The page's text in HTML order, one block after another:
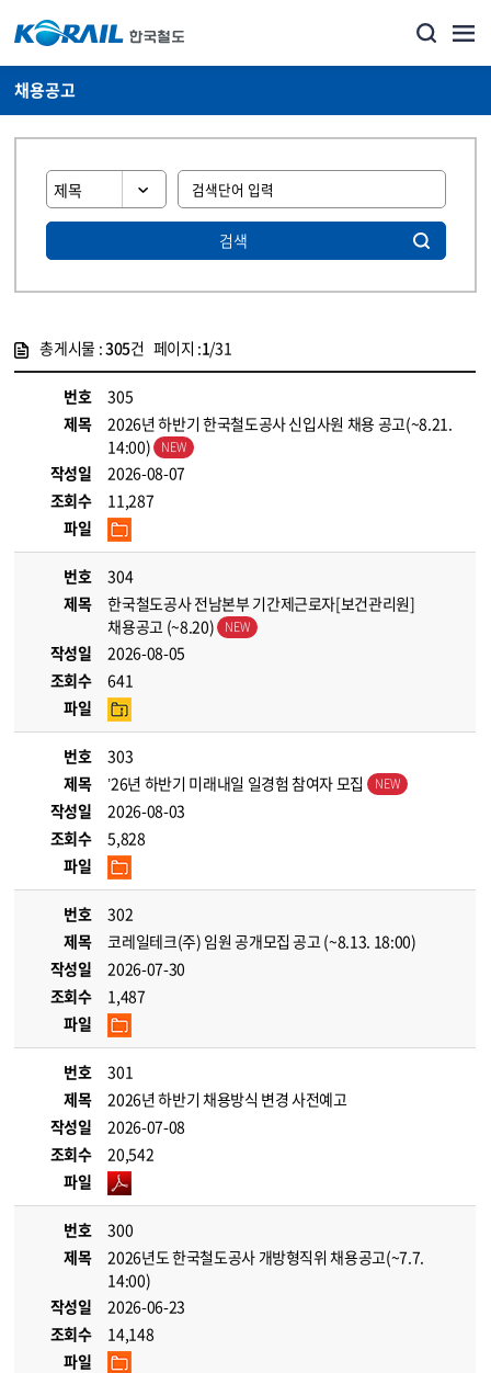
채용공고
검색
총게시물 :305건 페이지 :1/31
번호
305
제목
2026년 하반기 한국철도공사 신입사원 채용 공고(~8.21.
14:00)
작성일
2026-08-07
조회수
11,287
파일
번호
304
제목
한국철도공사 전남본부 기간제근로자[보건관리원]
채용공고 (~8.20)
작성일
2026-08-05
조회수
641
파일
번호
303
제목
’26년 하반기 미래내일 일경험 참여자 모집
작성일
2026-08-03
조회수
5,828
파일
번호
302
제목
코레일테크(주) 임원 공개모집 공고 (~8.13. 18:00)
작성일
2026-07-30
조회수
1,487
파일
번호
301
제목
2026년 하반기 채용방식 변경 사전예고
작성일
2026-07-08
조회수
20,542
파일
번호
300
제목
2026년도 한국철도공사 개방형직위 채용공고(~7.7.
14:00)
작성일
2026-06-23
조회수
14,148
파일